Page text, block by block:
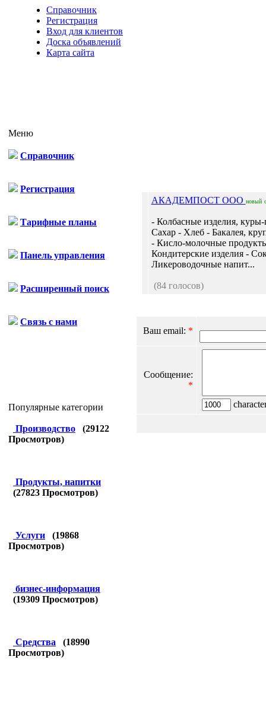
Справочник
Регистрация
Вход для клиентов
Доска объявлений
Карта сайта
Меню
Справочник
Регистрация
Тарифные планы
Панель управления
Расширенный поиск
Связь с нами
Популярные категории
Производство (29122
Просмотров)
Продукты, напитки
(27823 Просмотров)
Услуги (19868
Просмотров)
бизнес-информация
(19309 Просмотров)
Средства (18990
Просмотров)
АКАДЕМПОСТ ООО новый
- Колбасные изделия, куры-
Сахар - Хлеб - Бакалея,
- Кисло-молочные
Кондитерские изделия -
Ликероводочные напит...
(84 голосов)
Ваш email: *
Сообщение:
*